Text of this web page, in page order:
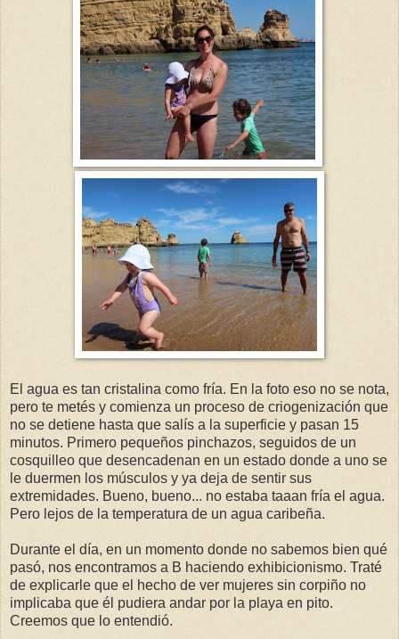
El agua es tan cristalina como fría. En la foto eso no se nota,
pero te metés y comienza un proceso de criogenización que
no se detiene hasta que salís a la superficie y pasan 15
minutos. Primero pequeños pinchazos, seguidos de un
cosquilleo que desencadenan en un estado donde a uno se
le duermen los músculos y ya deja de sentir sus
extremidades. Bueno, bueno... no estaba taaan fría el agua.
Pero lejos de la temperatura de un agua caribeña.
Durante el día, en un momento donde no sabemos bien qué
pasó, nos encontramos a B haciendo exhibicionismo. Traté
de explicarle que el hecho de ver mujeres sin corpiño no
implicaba que él pudiera andar por la playa en pito.
Creemos que lo entendió.